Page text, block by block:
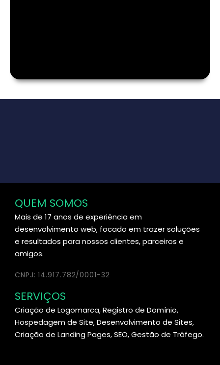
QUEM SOMOS
Mais de 17 anos de experiência em
desenvolvimento web, focado em trazer soluções
e resultados para nossos clientes, parceiros e
amigos.
CNPJ: 14.917.782/0001-32
SERVIÇOS
Criação de Logomarca, Registro de Domínio,
Hospedagem de Site, Desenvolvimento de Sites,
Criação de Landing Pages, SEO, Gestão de Tráfego.